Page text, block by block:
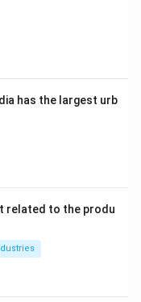
has the largest urb
related to the produ